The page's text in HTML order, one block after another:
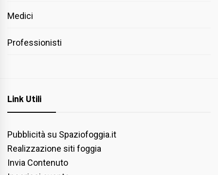
Medici
Professionisti
Link Utili
Pubblicità su Spaziofoggia.it
Realizzazione siti foggia
Invia Contenuto